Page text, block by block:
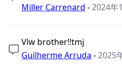
Miller Carrenard -2024年
Vlw brother!!tmj
Guilherme Arruda -2025